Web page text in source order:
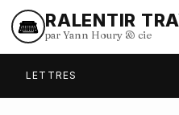
RALENTIR
par Yann Houry & cie
LETTRES